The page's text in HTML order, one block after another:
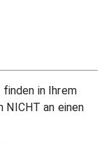
finden in Ihrem
an einen